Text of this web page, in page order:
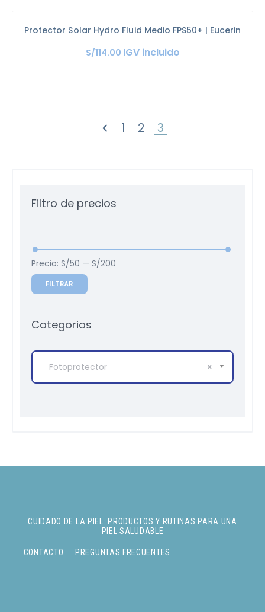
Protector Solar Hydro Fluid Medio FPS50+ | Eucerin
S/114.00 IGV incluido
1 2 3
Filtro de precios
FILTRAR
Precio:S/50 —S/200
Categorias
×
Fotoprotector
CUIDADO DE LA PIEL: PRODUCTOS Y RUTINAS PARA UNA
PIEL SALUDABLE
CONTACTO PREGUNTAS FRECUENTES